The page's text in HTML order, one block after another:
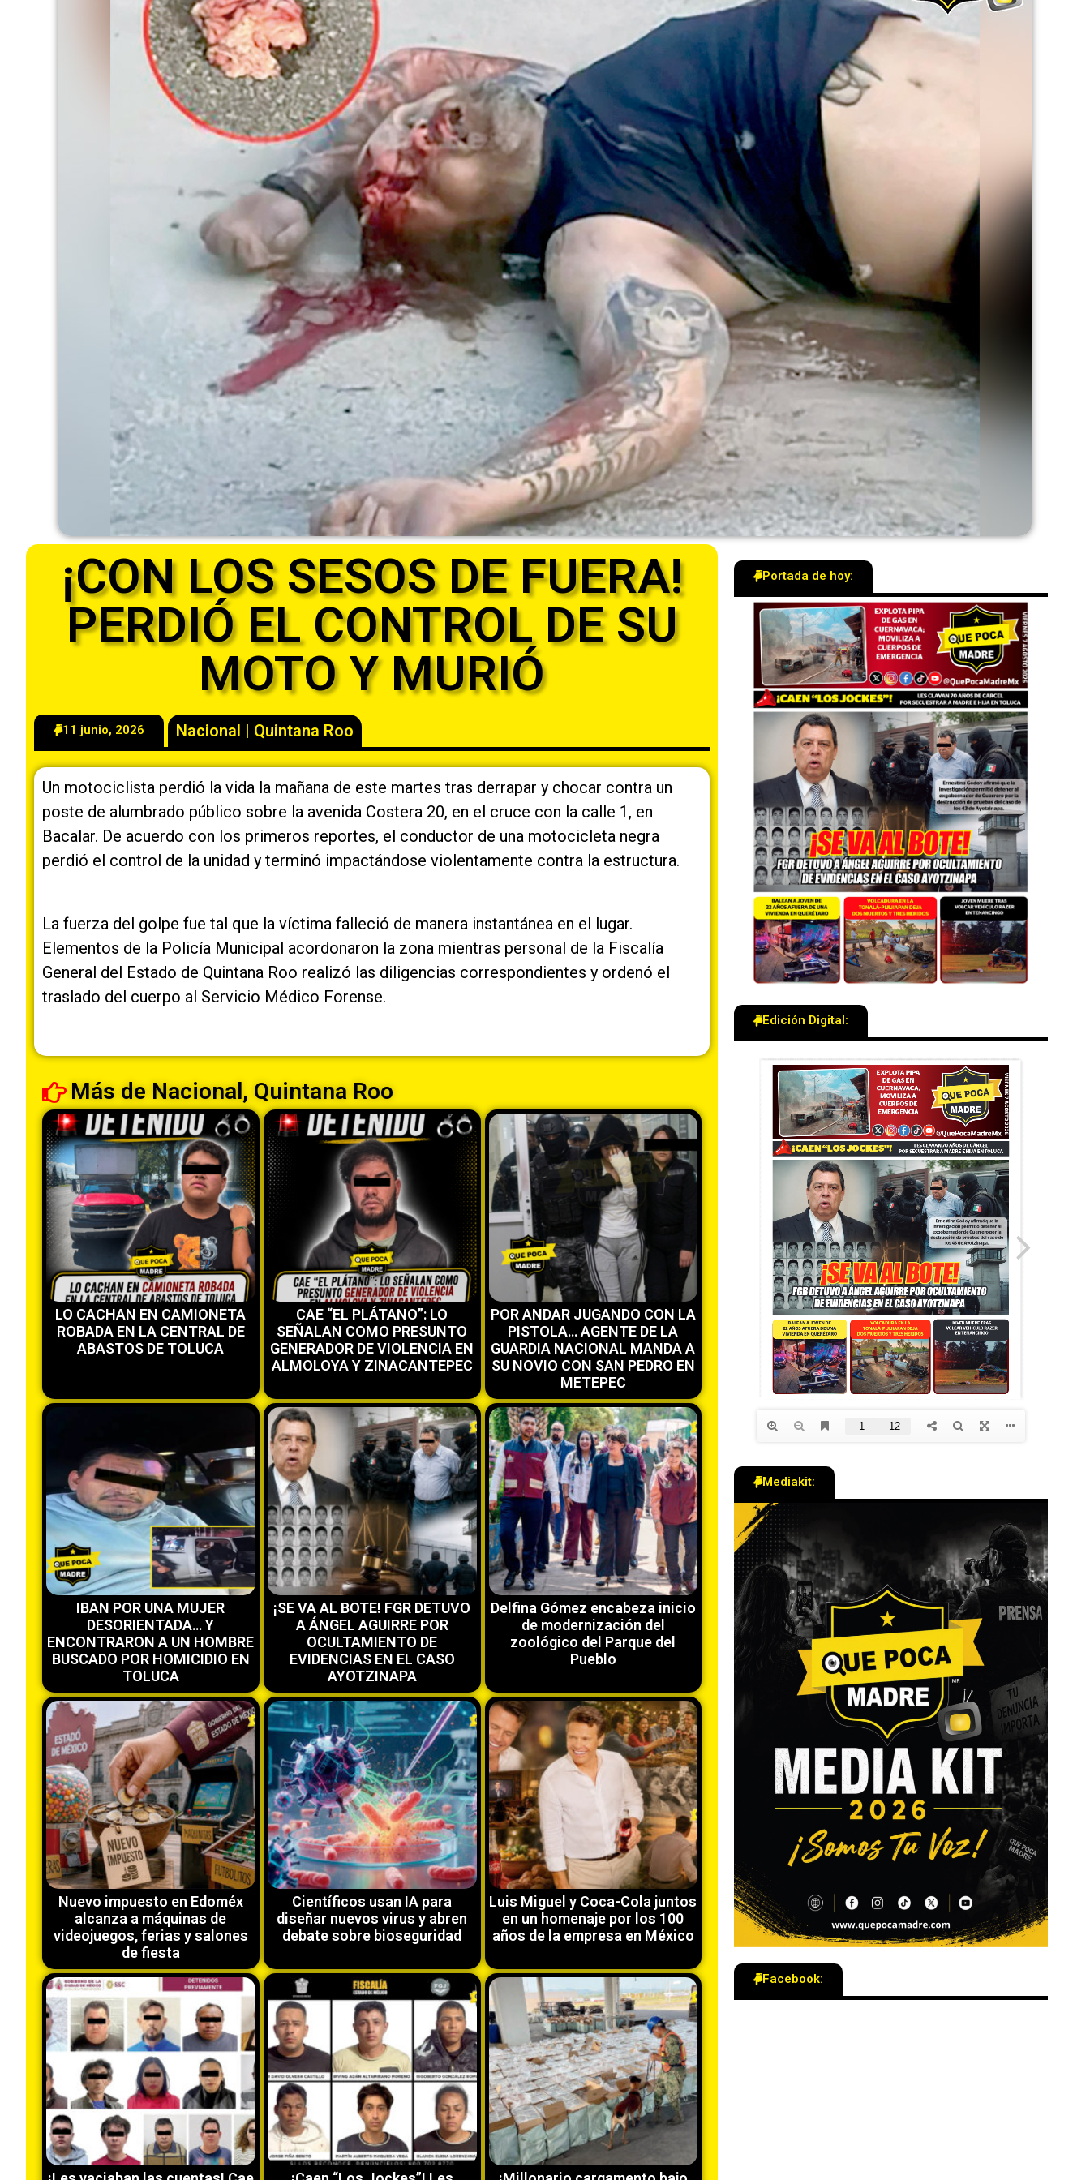
¡CON LOS SESOS DE FUERA!
PERDIÓ EL CONTROL DE SU
MOTO Y MURIÓ
11 junio, 2026 Nacional | Quintana Roo
Un motociclista perdió la vida la mañana de este martes tras derrapar y chocar contra un
poste de alumbrado público sobre la avenida Costera 20, en el cruce con la calle 1, en
Bacalar. De acuerdo con los primeros reportes, el conductor de una motocicleta negra
perdió el control de la unidad y terminó impactándose violentamente contra la estructura.
La fuerza del golpe fue tal que la víctima falleció de manera instantánea en el lugar.
Elementos de la Policía Municipal acordonaron la zona mientras personal de la Fiscalía
General del Estado de Quintana Roo realizó las diligencias correspondientes y ordenó el
traslado del cuerpo al Servicio Médico Forense.
Más de Nacional, Quintana Roo
LO CACHAN EN CAMIONETA
ROBADA EN LA CENTRAL DE
ABASTOS DE TOLUCA
CAE “EL PLÁTANO”: LO
SEÑALAN COMO PRESUNTO
GENERADOR DE VIOLENCIA EN
ALMOLOYA Y ZINACANTEPEC
POR ANDAR JUGANDO CON LA
PISTOLA… AGENTE DE LA
GUARDIA NACIONAL MANDA A
SU NOVIO CON SAN PEDRO EN
METEPEC
IBAN POR UNA MUJER
DESORIENTADA… Y
ENCONTRARON A UN HOMBRE
BUSCADO POR HOMICIDIO EN
TOLUCA
¡SE VA AL BOTE! FGR DETUVO
A ÁNGEL AGUIRRE POR
OCULTAMIENTO DE
EVIDENCIAS EN EL CASO
AYOTZINAPA
Delfina Gómez encabeza inicio
de modernización del
zoológico del Parque del
Pueblo
Nuevo impuesto en Edoméx
alcanza a máquinas de
videojuegos, ferias y salones
de fiesta
Científicos usan IA para
diseñar nuevos virus y abren
debate sobre bioseguridad
Luis Miguel y Coca-Cola juntos
en un homenaje por los 100
años de la empresa en México
Portada de hoy:
Edición Digital:
Mediakit:
Facebook: